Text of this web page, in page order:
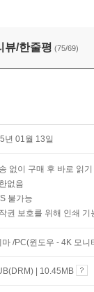
뷰/한줄평 (75/69)
년 01월 13일
없이 구매 후 바로 읽기
없음
불가능
권 보호를 위해 인쇄 기
마 /PC(윈도우 - 4K 모
| 10.45MB